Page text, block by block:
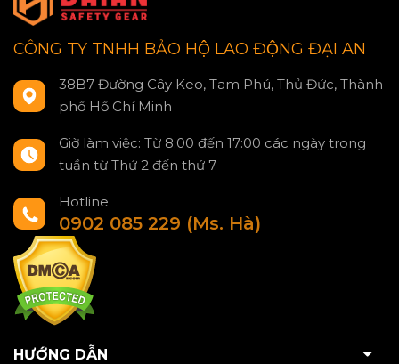
CÔNG TY TNHH BẢO HỘ LAO ĐỘNG ĐẠI AN
38B7 Đường Cây Keo, Tam Phú, Thủ Đức, Thành
phố Hồ Chí Minh
Giờ làm việc: Từ 8:00 đến 17:00 các ngày trong
tuần từ Thứ 2 đến thứ 7
Hotline
0902 085 229 (Ms. Hà)
HƯỚNG DẪN